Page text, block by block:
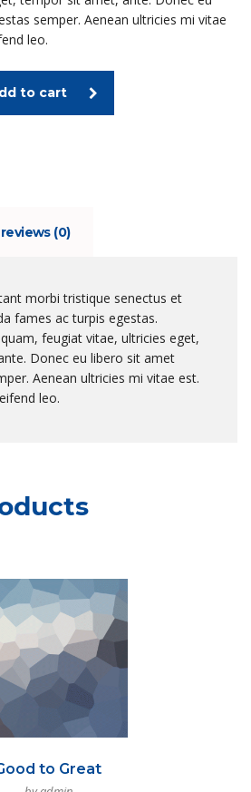
semper. Aenean ultricies mi vitae
leo.
to cart
reviews (0)
morbi tristique senectus et
fames ac turpis egestas.
feugiat vitae, ultricies eget,
Donec eu libero sit amet
Aenean ultricies mi vitae est.
leo.
to Great